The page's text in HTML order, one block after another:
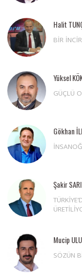
Halit
BİR
Yüksel
GÜÇLÜ
Gökhan
Şakir
Mucip
SÖZÜN